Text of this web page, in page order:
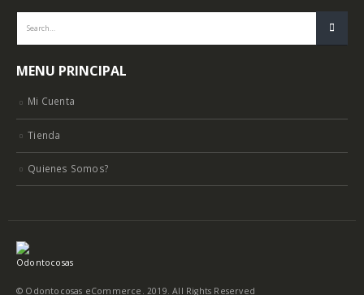
MENU PRINCIPAL
Mi Cuenta
Tienda
Quienes Somos?
© Odontocosas eCommerce. 2019. All Rights Reserved